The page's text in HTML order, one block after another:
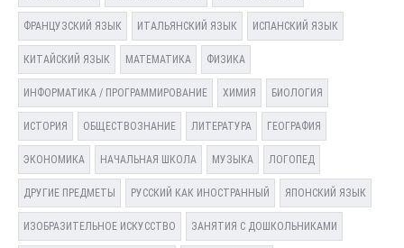
ФРАНЦУЗСКИЙ ЯЗЫК ИТАЛЬЯНСКИЙ ЯЗЫК ИСПАНСКИЙ ЯЗЫК
КИТАЙСКИЙ ЯЗЫК МАТЕМАТИКА ФИЗИКА
ИНФОРМАТИКА / ПРОГРАММИРОВАНИЕ ХИМИЯ БИОЛОГИЯ
ИСТОРИЯ ОБЩЕСТВОЗНАНИЕ ЛИТЕРАТУРА ГЕОГРАФИЯ
ЭКОНОМИКА НАЧАЛЬНАЯ ШКОЛА МУЗЫКА ЛОГОПЕД
ДРУГИЕ ПРЕДМЕТЫ РУССКИЙ КАК ИНОСТРАННЫЙ ЯПОНСКИЙ ЯЗЫК
ИЗОБРАЗИТЕЛЬНОЕ ИСКУССТВО ЗАНЯТИЯ С ДОШКОЛЬНИКАМИ